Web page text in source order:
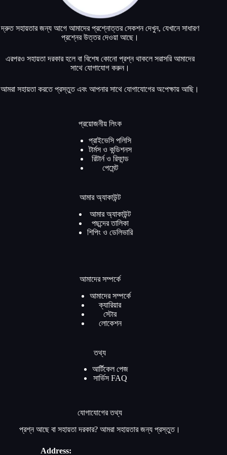
দ্রুত সহায়তার জন্য আগে আমাদের প্রশ্নোত্তর সেকশন দেখুন, যেখানে সাধারণ
প্রশ্নের উত্তর দেওয়া আছে।
এরপরও সহায়তা দরকার হলে বা বিশেষ কোনো প্রশ্ন থাকলে সরাসরি আমাদের
সাথে যোগাযোগ করুন।
আমরা সহায়তা করতে প্রস্তুত এবং আপনার সাথে যোগাযোগের অপেক্ষায় আছি।
প্রয়োজনীয় লিংক
প্রাইভেসি পলিসি
টার্মস ও কন্ডিশনস
রিটার্ন ও রিফান্ড
পেমেন্ট
আমার অ্যাকাউন্ট
আমার অ্যাকাউন্ট
পছন্দের তালিকা
শিপিং ও ডেলিভারি
আমাদের সম্পর্কে
আমাদের সম্পর্কে
ক্যারিয়ার
স্টোর
লোকেশন
তথ্য
আর্টিকেল পেজ
সার্ভিস FAQ
যোগাযোগের তথ্য
প্রশ্ন আছে বা সহায়তা দরকার? আমরা সহায়তার জন্য প্রস্তুত।
Address: